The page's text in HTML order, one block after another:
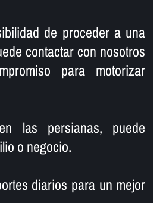
de proceder a una
contactar con nosotros
para motorizar
las persianas, puede
o negocio.
diarios para un mejor